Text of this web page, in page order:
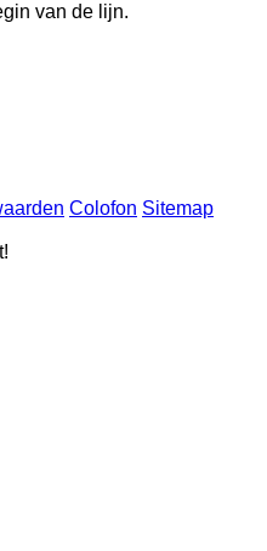
van de lijn.
Colofon Sitemap